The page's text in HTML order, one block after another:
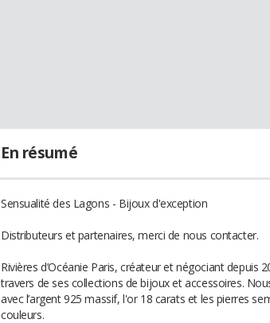
En résumé
Sensualité des Lagons - Bijoux d'exception
Distributeurs et partenaires, merci de nous contacter.
Rivières d’Océanie Paris, créateur et négociant depuis
travers de ses collections de bijoux et accessoires.
avec l’argent 925 massif, l'or 18 carats et les pierres
couleurs.